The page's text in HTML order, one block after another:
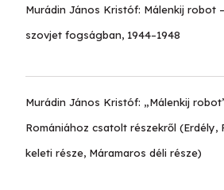
Murádin János Kristóf: Málenkij robot
szovjet fogságban, 1944–1948
Murádin János Kristóf: „Málenkij
Romániához csatolt részekről (Erdély,
keleti része, Máramaros déli része)